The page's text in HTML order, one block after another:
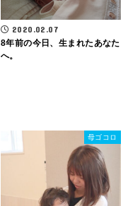
2020.02.07
8年前の今日、生まれたあなた
へ。
母ゴコロ